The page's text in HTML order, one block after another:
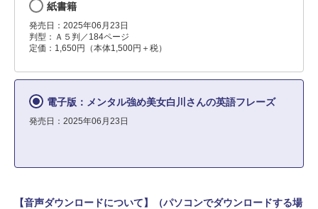
紙書籍
発売日：2025年06月23日
判型：Ａ５判／184ページ
定価：1,650円（本体1,500円＋税）
電子版：メンタル強め美女白川さんの英語フレーズ
発売日：2025年06月23日
【音声ダウンロードについて】（パソコンでダウンロードする場